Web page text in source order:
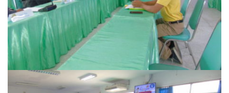
นาเหล่า เก๊าสลี โฮมสเตย์
นาไผ่ปัววิว
บวกบัววิวรีสอร์ท
บ้านกังหัน @ ปัวคอทเทจ